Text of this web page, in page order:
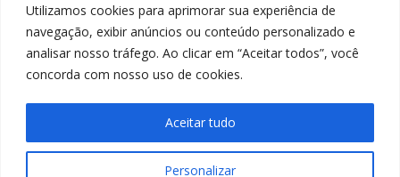
Utilizamos cookies para aprimorar sua experiência de
navegação, exibir anúncios ou conteúdo personalizado e
analisar nosso tráfego. Ao clicar em “Aceitar todos”, você
concorda com nosso uso de cookies.
Personalizar
Aceitar tudo
Política